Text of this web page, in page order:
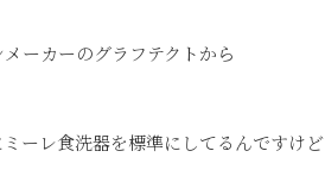
ーカーのグラフテクトから
ーレ食洗器を標準にしてるんですけど